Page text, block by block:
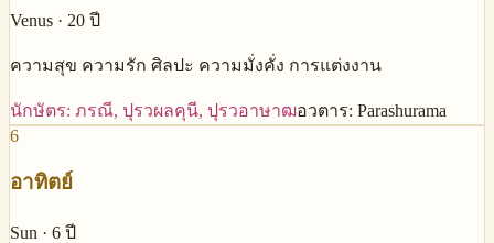
Venus · 20 ปี
ความสุข ความรัก ศิลปะ ความมั่งคั่ง การแต่งงาน
นักษัตร: ภรณี, ปุรวผลคุนี, ปุรวอาษาฒอวตาร: Parashurama
6
อาทิตย์
Sun · 6 ปี